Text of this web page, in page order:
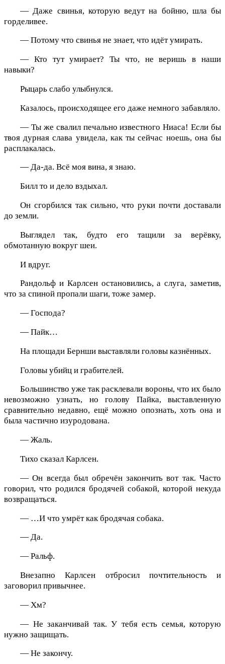
— Даже свинья, которую ведут на бойню, шла бы
горделивее.
— Потому что свинья не знает, что идёт умирать.
— Кто тут умирает? Ты что, не веришь в наши
навыки?
Рыцарь слабо улыбнулся.
Казалось, происходящее его даже немного забавляло.
— Ты же свалил печально известного Ниаса! Если бы
твоя дурная слава увидела, как ты сейчас ноешь, она бы
расплакалась.
— Да-да. Всё моя вина, я знаю.
Билл то и дело вздыхал.
Он сгорбился так сильно, что руки почти доставали
до земли.
Выглядел так, будто его тащили за верёвку,
обмотанную вокруг шеи.
И вдруг.
Рандольф и Карлсен остановились, а слуга, заметив,
что за спиной пропали шаги, тоже замер.
— Господа?
— Пайк…
На площади Бернши выставляли головы казнённых.
Головы убийц и грабителей.
Большинство уже так расклевали вороны, что их было
невозможно узнать, но голову Пайка, выставленную
сравнительно недавно, ещё можно опознать, хоть она и
была частично изуродована.
— Жаль.
Тихо сказал Карлсен.
— Он всегда был обречён закончить вот так. Часто
говорил, что родился бродячей собакой, которой некуда
возвращаться.
— …И что умрёт как бродячая собака.
— Да.
— Ральф.
Внезапно Карлсен отбросил почтительность и
заговорил привычнее.
— Хм?
— Не заканчивай так. У тебя есть семья, которую
нужно защищать.
— Не закончу.